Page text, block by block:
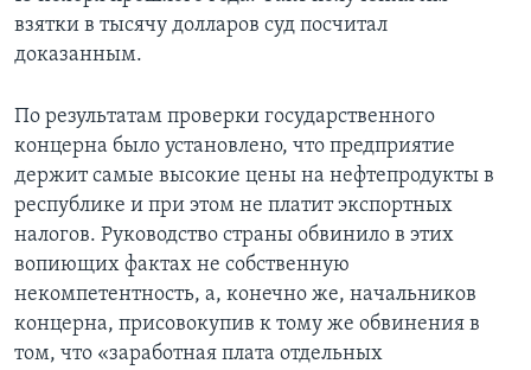
взятки в тысячу долларов суд посчитал
доказанным.
По результатам проверки государственного
концерна было установлено, что предприятие
держит самые высокие цены на нефтепродукты в
республике и при этом не платит экспортных
налогов. Руководство страны обвинило в этих
вопиющих фактах не собственную
некомпетентность, а, конечно же, начальников
концерна, присовокупив к тому же обвинения в
том, что «заработная плата отдельных